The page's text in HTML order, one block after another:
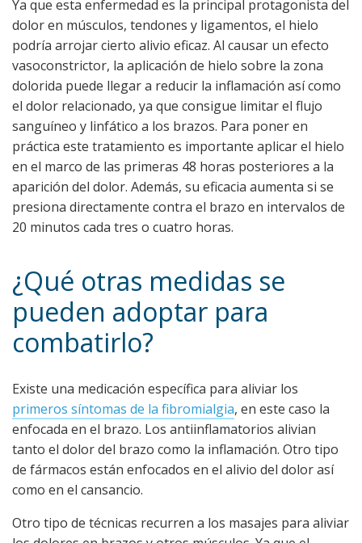
Ya que esta enfermedad es la principal protagonista del
dolor en músculos, tendones y ligamentos, el hielo
podría arrojar cierto alivio eficaz. Al causar un efecto
vasoconstrictor, la aplicación de hielo sobre la zona
dolorida puede llegar a reducir la inflamación así como
el dolor relacionado, ya que consigue limitar el flujo
sanguíneo y linfático a los brazos. Para poner en
práctica este tratamiento es importante aplicar el hielo
en el marco de las primeras 48 horas posteriores a la
aparición del dolor. Además, su eficacia aumenta si se
presiona directamente contra el brazo en intervalos de
20 minutos cada tres o cuatro horas.
¿Qué otras medidas se
pueden adoptar para
combatirlo?
Existe una medicación específica para aliviar los
primeros síntomas de la fibromialgia, en este caso la
enfocada en el brazo. Los antiinflamatorios alivian
tanto el dolor del brazo como la inflamación. Otro tipo
de fármacos están enfocados en el alivio del dolor así
como en el cansancio.
Otro tipo de técnicas recurren a los masajes para aliviar